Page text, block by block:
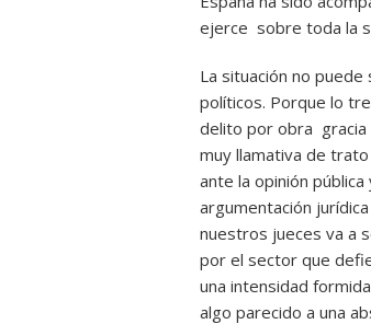
ejerce sobre toda la
La situación no
políticos. Porque lo
delito por obra gracia
muy llamativa de
ante la opinión
argumentación
nuestros jueces va a
por el sector que
una intensidad
algo parecido a una